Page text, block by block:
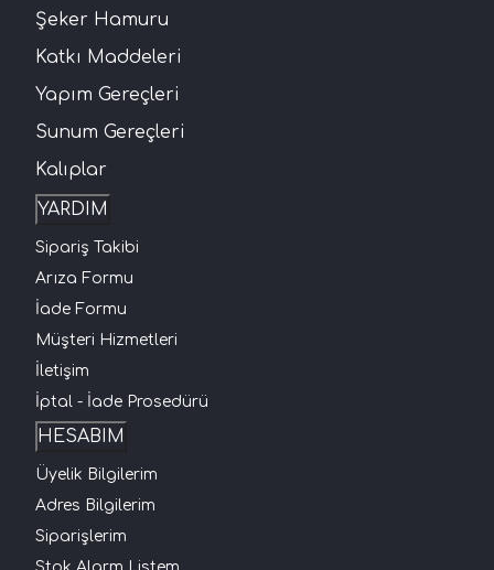
Şeker Hamuru
Katkı Maddeleri
Yapım Gereçleri
Sunum Gereçleri
Kalıplar
YARDIM
Sipariş Takibi
Arıza Formu
İade Formu
Müşteri Hizmetleri
İletişim
İptal - İade Prosedürü
HESABIM
Üyelik Bilgilerim
Adres Bilgilerim
Siparişlerim